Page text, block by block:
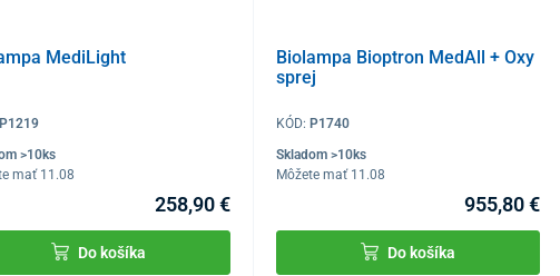
MediLight
P1219
>10ks
mať 11.08
258,90 €
Do košíka
Biolampa Bioptron MedAll + Oxy
sprej
KÓD: P1740
Skladom >10ks
Môžete mať 11.08
955,80 €
Do košíka